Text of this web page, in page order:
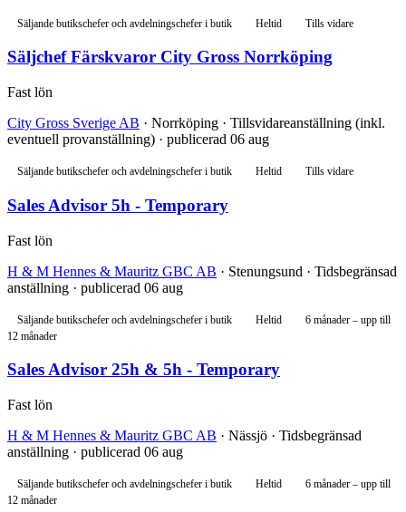
Säljande butikschefer och avdelningschefer i butik Heltid Tills vidare
Säljchef Färskvaror City Gross Norrköping
Fast lön
City Gross Sverige AB · Norrköping · Tillsvidareanställning (inkl.
eventuell provanställning) · publicerad 06 aug
Säljande butikschefer och avdelningschefer i butik Heltid Tills vidare
Sales Advisor 5h - Temporary
Fast lön
H & M Hennes & Mauritz GBC AB · Stenungsund · Tidsbegränsad
anställning · publicerad 06 aug
Säljande butikschefer och avdelningschefer i butik Heltid
6 månader – upp till
12 månader
Sales Advisor 25h & 5h - Temporary
Fast lön
H & M Hennes & Mauritz GBC AB · Nässjö · Tidsbegränsad
anställning · publicerad 06 aug
Säljande butikschefer och avdelningschefer i butik Heltid
6 månader – upp till
12 månader